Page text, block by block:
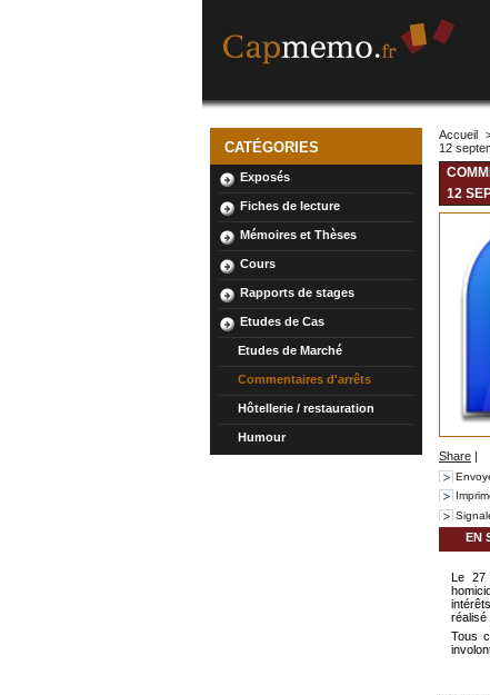
CATÉGORIES
Exposés
Fiches de lecture
Mémoires et Thèses
Cours
Rapports de stages
Etudes de Cas
Etudes de Marché
Commentaires d'arrêts
Hôtellerie / restauration
Humour
Accueil
12
12
Share |
EN
Le 27
réalisé
Tous